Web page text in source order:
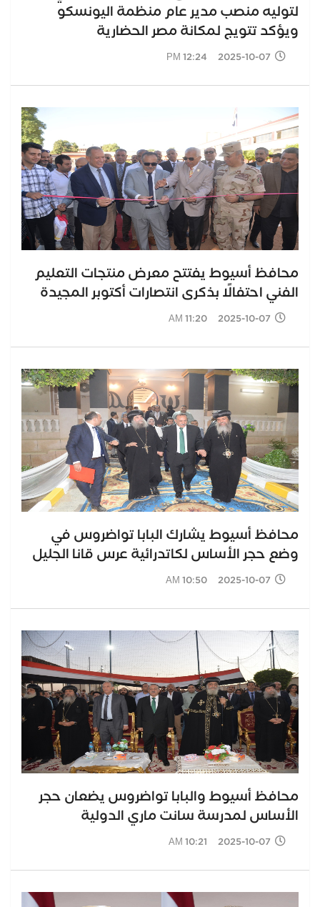
لتوليه منصب مدير عام منظمة اليونسكو
ويؤكد تتويج لمكانة مصر الحضارية
2025-10-07 12:24 PM
محافظ أسيوط يفتتح معرض منتجات التعليم
الفني احتفالًا بذكرى انتصارات أكتوبر المجيدة
2025-10-07 11:20 AM
محافظ أسيوط يشارك البابا تواضروس في
وضع حجر الأساس لكاتدرائية عرس قانا الجليل
2025-10-07 10:50 AM
محافظ أسيوط والبابا تواضروس يضعان حجر
الأساس لمدرسة سانت ماري الدولية
2025-10-07 10:21 AM